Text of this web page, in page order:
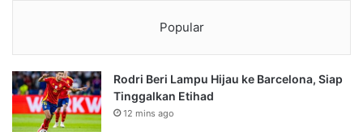
Popular
Rodri Beri Lampu Hijau ke Barcelona, Siap
Tinggalkan Etihad
12 mins ago